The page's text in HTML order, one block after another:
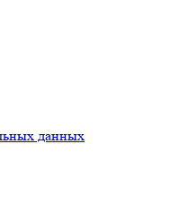
данных